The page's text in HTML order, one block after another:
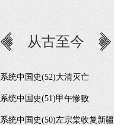
从古至今
系统中国史(52)大清灭亡
系统中国史(51)甲午惨败
系统中国史(50)左宗棠收复新疆